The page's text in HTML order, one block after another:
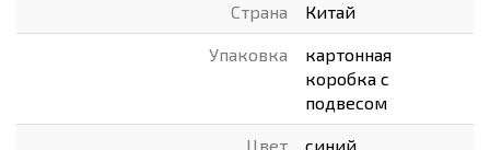
Страна Китай
Упаковка
картонная
коробка с
подвесом
Цвет синий